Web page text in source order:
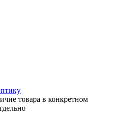
товара в конкретном